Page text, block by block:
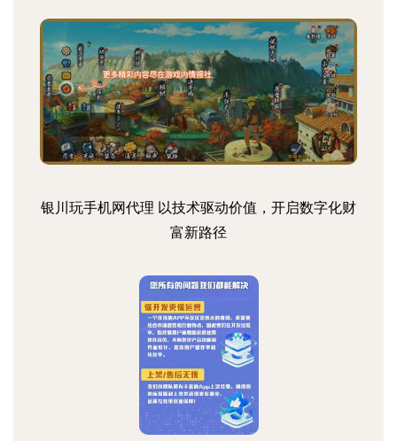
银川玩手机网代理 以技术驱动价值，开启数字化财
富新路径